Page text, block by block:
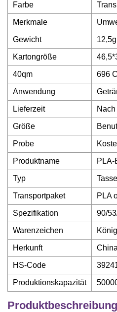
Farbe
Merkmale
Gewicht 12,5g
Kartongröße
40qm 696
Anwendung
Lieferzeit
Größe
Probe
Produktname PLA-
Typ Tasse
Transportpaket PLA
Spezifikation 90/
Warenzeichen
Herkunft China
HS-Code
Produktionskapazität
Produktbeschreibung